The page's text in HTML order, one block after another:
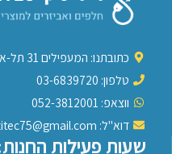
כתובתנו: המעפילים 31 תל-אביב יפו
טלפון: 03-6839720
ווצאפ: 052-3812001
דוא"ל: rizitec75@gmail.com
שעות פעילות